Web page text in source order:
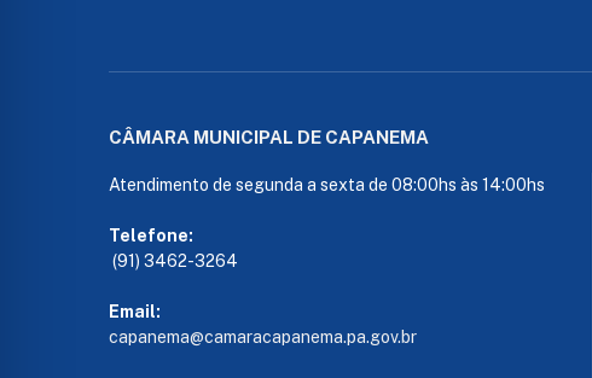
CÂMARA MUNICIPAL DE CAPANEMA
Atendimento de segunda a sexta de 08:00hs às 14:00hs
Telefone:
(91) 3462-3264
Email:
capanema@camaracapanema.pa.gov.br